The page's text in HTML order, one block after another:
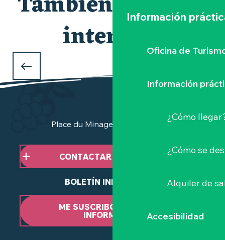
Información
Oficina de
Información
¿Cómo
¿Cómo se
Alquiler de
Accesibilidad
interesar
¿en el Vignoble Nantais?
Place du Minage - 44190 Clisson
CONTACTAR CON NOSOTROS
BOLETÍN INFORMATIVO
ME SUSCRIBO AL BOLETÍN
INFORMATIVO